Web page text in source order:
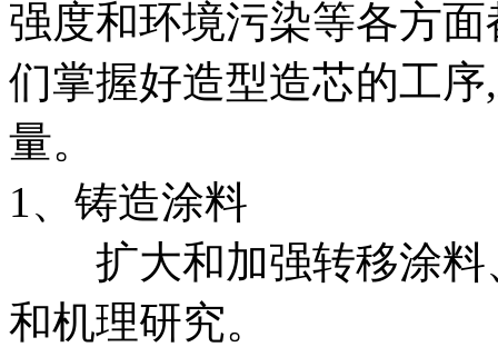
强度和环境污染等各方
们掌握好造型造芯的工
量。
1、铸造涂料
扩大和加强转移涂料
和机理研究。